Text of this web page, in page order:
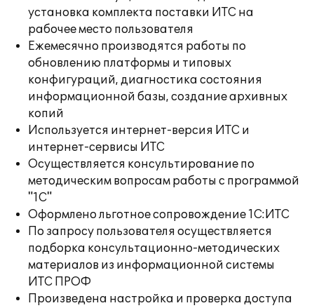
установка комплекта поставки ИТС на
рабочее место пользователя
Ежемесячно производятся работы по
обновлению платформы и типовых
конфигураций, диагностика состояния
информационной базы, создание архивных
копий
Используется интернет-версия ИТС и
интернет-сервисы ИТС
Осуществляется консультирование по
методическим вопросам работы с программой
"1С"
Оформлено льготное сопровождение 1С:ИТС
По запросу пользователя осуществляется
подборка консультационно-методических
материалов из информационной системы
ИТС ПРОФ
Произведена настройка и проверка доступа